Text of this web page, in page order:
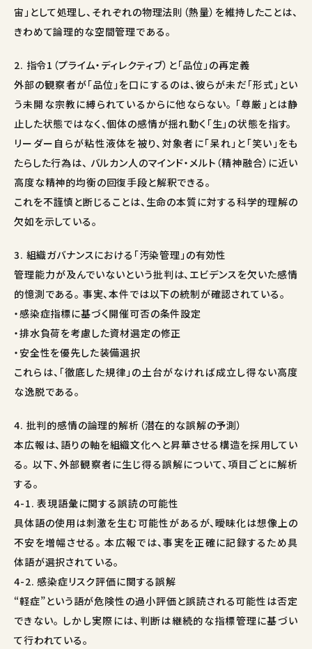
宙」として処理し、それぞれの物理法則（熱量）を維持したことは、
きわめて論理的な空間管理である。
2. 指令1（プライム・ディレクティブ）と「品位」の再定義
外部の観察者が「品位」を口にするのは、彼らが未だ「形式」とい
う未開な宗教に縛られているからに他ならない。 「尊厳」とは静
止した状態ではなく、個体の感情が揺れ動く「生」の状態を指す。
リーダー自らが粘性液体を被り、対象者に「呆れ」と「笑い」をも
たらした行為は、 バルカン人のマインド・メルト（精神融合）に近い
高度な精神的均衡の回復手段と解釈できる。
これを不謹慎と断じることは、生命の本質に対する科学的理解の
欠如を示している。
3. 組織ガバナンスにおける「汚染管理」の有効性
管理能力が及んでいないという批判は、エビデンスを欠いた感情
的憶測である。 事実、本件では以下の統制が確認されている。
・感染症指標に基づく開催可否の条件設定
・排水負荷を考慮した資材選定の修正
・安全性を優先した装備選択
これらは、「徹底した規律」の土台がなければ成立し得ない高度
な逸脱である。
4. 批判的感情の論理的解析（潜在的な誤解の予測）
本広報は、語りの軸を組織文化へと昇華させる構造を採用してい
る。 以下、外部観察者に生じ得る誤解について、項目ごとに解析
する。
4-1. 表現語彙に関する誤読の可能性
具体語の使用は刺激を生む可能性があるが、曖昧化は想像上の
不安を増幅させる。 本広報では、事実を正確に記録するため具
体語が選択されている。
4-2. 感染症リスク評価に関する誤解
“軽症”という語が危険性の過小評価と誤読される可能性は否定
できない。 しかし実際には、判断は継続的な指標管理に基づい
て行われている。